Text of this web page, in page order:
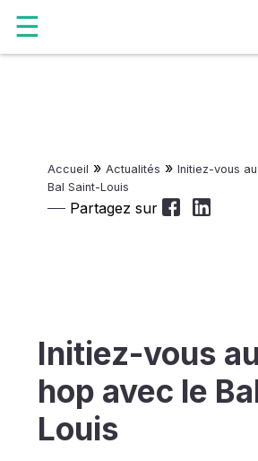
Accueil » Actualités » Initiez-vous
Bal Saint-Louis
Partagez sur
Initiez-vous
hop avec le
Louis